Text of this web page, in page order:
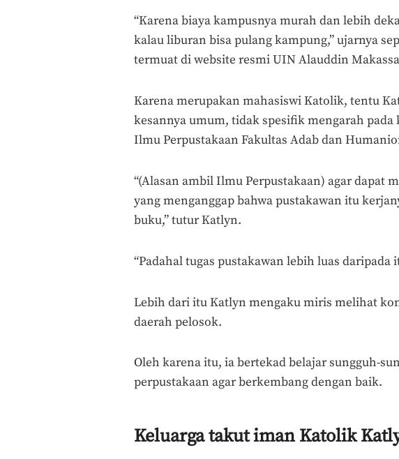
“Karena biaya kampusnya murah dan lebih
kalau liburan bisa pulang kampung,” ujarnya
termuat di website resmi UIN Alauddin
Karena merupakan mahasiswi Katolik, tentu
kesannya umum, tidak spesifik mengarah
Ilmu Perpustakaan Fakultas Adab dan
“(Alasan ambil Ilmu Perpustakaan) agar dapat
yang menganggap bahwa pustakawan itu
buku,” tutur Katlyn.
“Padahal tugas pustakawan lebih luas daripada
Lebih dari itu Katlyn mengaku miris melihat
daerah pelosok.
Oleh karena itu, ia bertekad belajar sungguh-
perpustakaan agar berkembang dengan baik.
Keluarga takut iman Katolik